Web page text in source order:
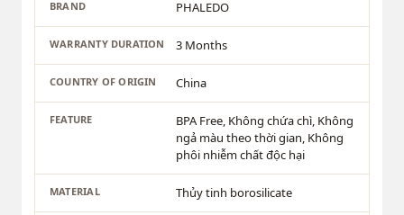
BRAND PHALEDO
WARRANTY DURATION 3 Months
COUNTRY OF ORIGIN China
FEATURE
BPA Free, Không chứa chì, Không
ngả màu theo thời gian, Không
phôi nhiễm chất độc hại
MATERIAL Thủy tinh borosilicate